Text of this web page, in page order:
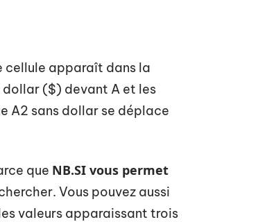
cellule apparaît dans la
dollar ($) devant A et les
A2 sans dollar se déplace
que NB.SI vous permet
Vous pouvez aussi
valeurs apparaissant trois